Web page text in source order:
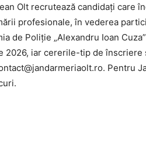
Olt recrutează candidați care
profesionale, în vederea
de Poliție „Alexandru Ioan
2026, iar cererile-tip de
Pentru